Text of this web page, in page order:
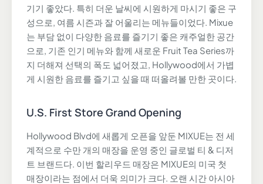
기기 좋았다. 특히 더운 날씨에 시원하게 마시기 좋은 구
성으로, 여름 시즌과 잘 어울리는 메뉴들이었다. Mixue
는 부담 없이 다양한 음료를 즐기기 좋은 캐주얼한 공간
으로, 기존 인기 메뉴와 함께 새로운 Fruit Tea Series까
지 더해져 선택의 폭도 넓어졌고, Hollywood에서 가볍
게 시원한 음료를 즐기고 싶을 때 떠올려볼 만한 곳이다.
U.S. First Store Grand Opening
Hollywood Blvd에 새롭게 오픈을 앞둔 MIXUE는 전 세
계적으로 수만 개의 매장을 운영 중인 글로벌 티 & 디저
트 브랜드다. 이번 할리우드 매장은 MIXUE의 미국 첫
매장이라는 점에서 더욱 의미가 크다. 오랜 시간 아시아